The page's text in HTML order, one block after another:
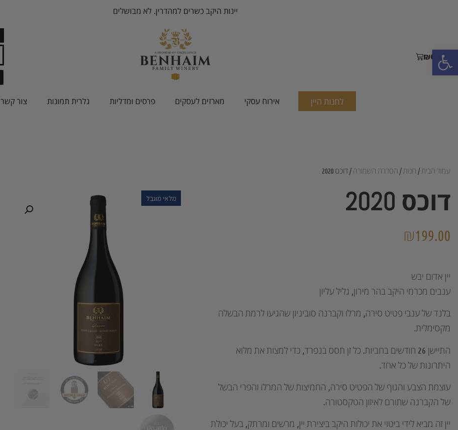
פתח סרגל נגישות
יינות היקב כשרים למהדרין. לא מבושלים
₪0.00
לחנות היין אירוח עסקי מארזים לעסקים פרסים ומדליות גלרית תמונות צור קשר
עמוד הבית/ חנות/ הסדרה השמורה/ דוכס 2020
דוכס 2020
₪199.00
יין אדום יבש
ענבים מכרמי היקב בהר מירון, גליל עליון
בלנד של ענבי פטיט סירה, מרלו וקברנה סוביניון שהגיעו לרמת הבשלה
מקסימלית.
התיישן 26 חודשים בחביות. כל זן תסס בנפרד, כדי למצות את מלוא
היתרונות של כל אחד.
עוצמת הצבע והגוף של הפטיט סירה, החמיצות של המרלו והפרי הבשל
של הקברנה שתורם לאיזון הטקסטורה.
יין זה מביא לידי ביטוי את יכולות היקב ביצירת יין, מרשים ומרתק, בעל יכולת
מלאי מוגבל